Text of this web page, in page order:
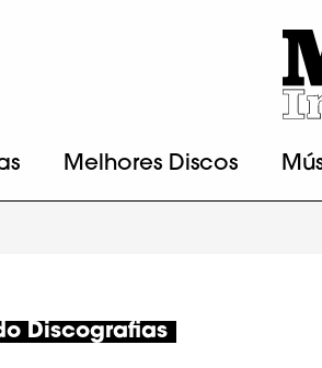
Melhores Discos
Discografias